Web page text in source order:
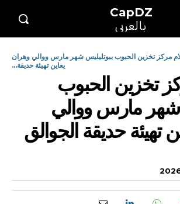
CapDZ
بالعربي
مركز تخزين الحبوب ببوتليليس شهر مارس ووالي وهران
يعاين تهيئة حديقة...
تخزين الحبوب
شهر مارس ووالي
تهيئة حديقة الجوالق